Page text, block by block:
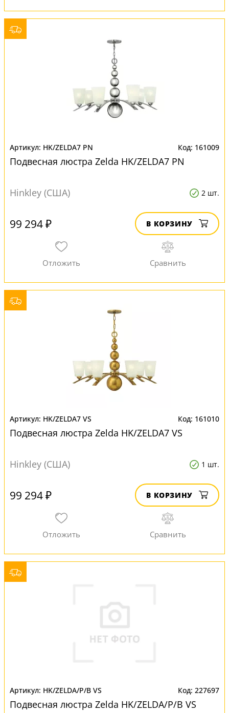
HK/ZELDA7 PN 161009
Подвесная люстра Zelda HK/ZELDA7 PN
Hinkley (США) 2 шт.
99 294 ₽ В КОРЗИНУ
HK/ZELDA7 VS 161010
Подвесная люстра Zelda HK/ZELDA7 VS
Hinkley (США) 1 шт.
99 294 ₽ В КОРЗИНУ
HK/ZELDA/P/B VS 227697
Подвесная люстра Zelda HK/ZELDA/P/B VS